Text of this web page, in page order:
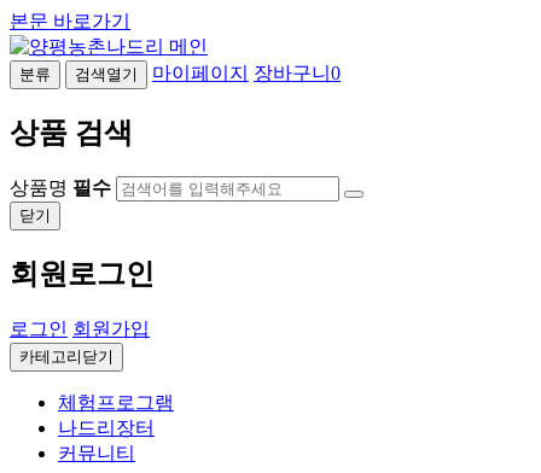
본문 바로가기
분류 검색열기 마이페이지 장바구니 0
상품 검색
상품명 필수
닫기
회원로그인
로그인 회원가입
카테고리닫기
체험프로그램
나드리장터
커뮤니티